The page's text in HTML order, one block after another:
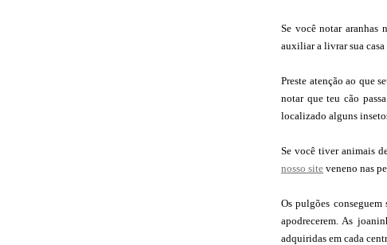
Se você notar aranhas
auxiliar a livrar sua casa
Preste atenção ao que
notar que teu cão
localizado alguns
Se você tiver animais
nosso site veneno nas
Os pulgões
apodrecerem. As
adquiridas em cada